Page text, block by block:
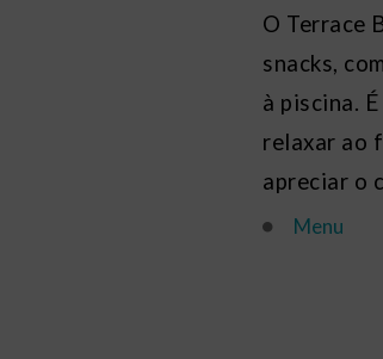
O Terrace
snacks,
à piscina.
relaxar ao
apreciar o
Menu